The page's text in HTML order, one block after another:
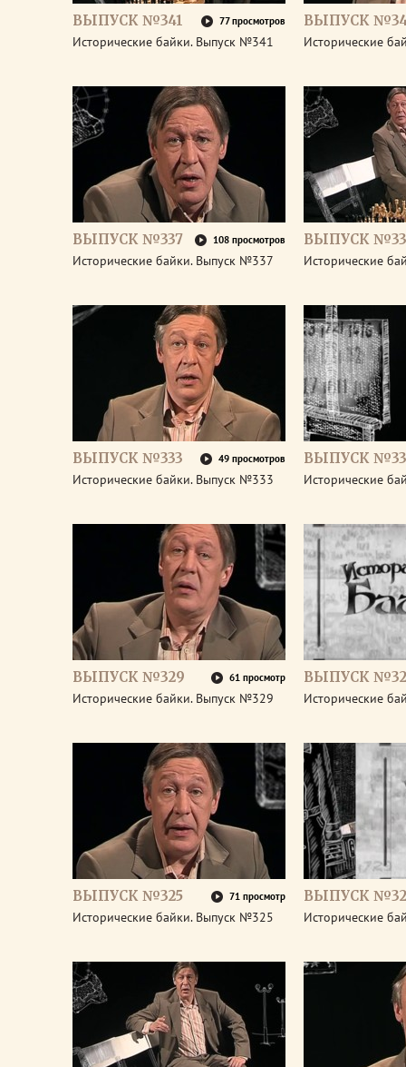
ВЫПУСК №341 77 просмотров
Исторические байки. Выпуск №341
ВЫПУСК
Исторические
ВЫПУСК №337 108 просмотров
Исторические байки. Выпуск №337
ВЫПУСК
Исторические
ВЫПУСК №333 49 просмотров
Исторические байки. Выпуск №333
ВЫПУСК
Исторические
ВЫПУСК №329 61 просмотр
Исторические байки. Выпуск №329
ВЫПУСК
Исторические
ВЫПУСК №325 71 просмотр
Исторические байки. Выпуск №325
ВЫПУСК
Исторические